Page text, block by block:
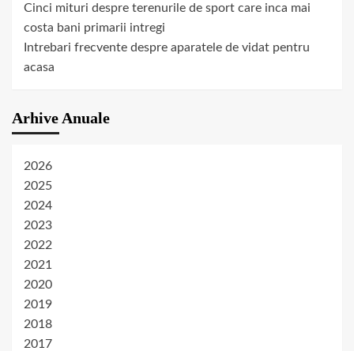
Cinci mituri despre terenurile de sport care inca mai
costa bani primarii intregi
Intrebari frecvente despre aparatele de vidat pentru
acasa
Arhive Anuale
2026
2025
2024
2023
2022
2021
2020
2019
2018
2017